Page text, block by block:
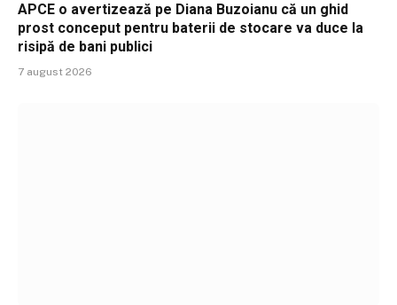
APCE o avertizează pe Diana Buzoianu că un ghid
prost conceput pentru baterii de stocare va duce la
risipă de bani publici
7 august 2026